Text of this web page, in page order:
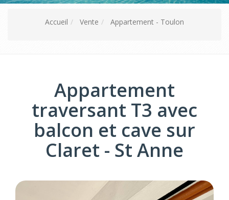
Accueil Vente Appartement - Toulon
Appartement
traversant T3 avec
balcon et cave sur
Claret - St Anne